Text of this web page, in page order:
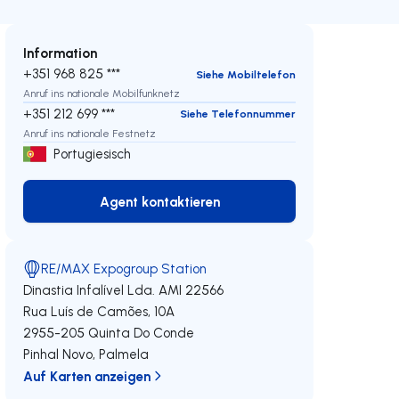
Information
+351 968 825 ***
Siehe Mobiltelefon
Anruf ins nationale Mobilfunknetz
+351 212 699 ***
Siehe Telefonnummer
Anruf ins nationale Festnetz
Portugiesisch
Agent kontaktieren
Agent kontaktieren
RE/MAX Expogroup Station
Dinastia Infalível Lda. AMI 22566
Rua Luís de Camões, 10A
2955-205 Quinta Do Conde
Pinhal Novo,Palmela
Auf Karten anzeigen